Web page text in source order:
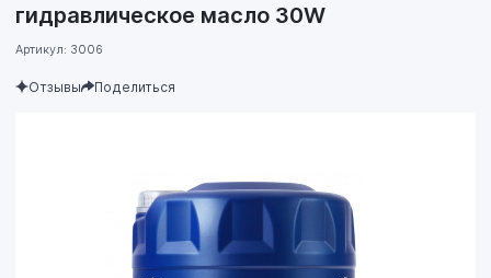
гидравлическое масло 30W
Артикул: 3006
Отзывы Поделиться